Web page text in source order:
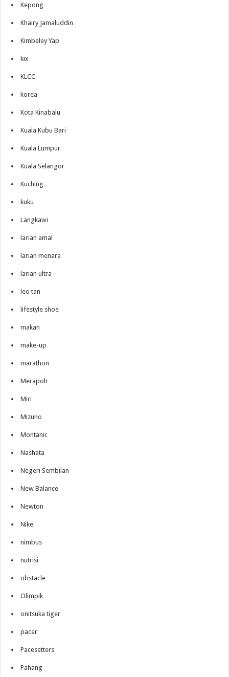
Kepong
Khairy Jamaluddin
Kimbeley Yap
kix
KLCC
korea
Kota Kinabalu
Kuala Kubu Bari
Kuala Lumpur
Kuala Selangor
Kuching
kuku
Langkawi
larian amal
larian menara
larian ultra
leo tan
lifestyle shoe
makan
make-up
marathon
Merapoh
Miri
Mizuno
Montanic
Nashata
Negeri Sembilan
New Balance
Newton
Nike
nimbus
nutrisi
obstacle
Olimpik
onitsuka tiger
pacer
Pacesetters
Pahang